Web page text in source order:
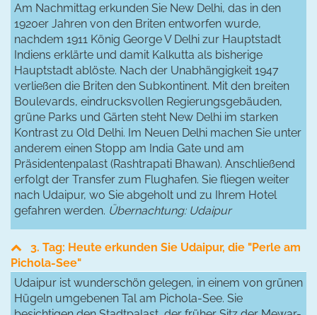
Am Nachmittag erkunden Sie New Delhi, das in den
1920er Jahren von den Briten entworfen wurde,
nachdem 1911 König George V Delhi zur Hauptstadt
Indiens erklärte und damit Kalkutta als bisherige
Hauptstadt ablöste. Nach der Unabhängigkeit 1947
verließen die Briten den Subkontinent. Mit den breiten
Boulevards, eindrucksvollen Regierungsgebäuden,
grüne Parks und Gärten steht New Delhi im starken
Kontrast zu Old Delhi. Im Neuen Delhi machen Sie unter
anderem einen Stopp am India Gate und am
Präsidentenpalast (Rashtrapati Bhawan). Anschließend
erfolgt der Transfer zum Flughafen. Sie fliegen weiter
nach Udaipur, wo Sie abgeholt und zu Ihrem Hotel
gefahren werden. Übernachtung: Udaipur
3. Tag: Heute erkunden Sie Udaipur, die "Perle am
Pichola-See"
Udaipur ist wunderschön gelegen, in einem von grünen
Hügeln umgebenen Tal am Pichola-See. Sie